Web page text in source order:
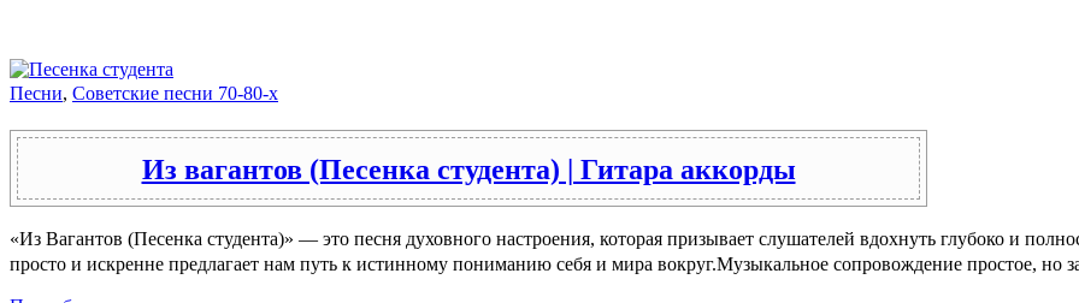
Песни, Советские песни 70-80-х
Из вагантов (Песенка студента) | Гитара аккорды
«Из Вагантов (Песенка студента)» — это песня духовного настроения, которая призывает слушателей вдохнуть глубоко и
просто и искренне предлагает нам путь к истинному пониманию себя и мира вокруг.Музыкальное сопровождение простое, но